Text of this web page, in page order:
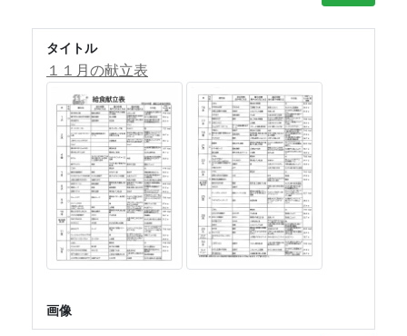
タイトル
１１月の献立表
画像